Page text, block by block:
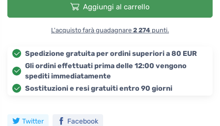
Aggiungi al carrello
L'acquisto farà guadagnare 2 274 punti.
Spedizione gratuita per ordini superiori a 80 EUR
Gli ordini effettuati prima delle 12:00 vengono
spediti immediatamente
Sostituzioni e resi gratuiti entro 90 giorni
Twitter Facebook